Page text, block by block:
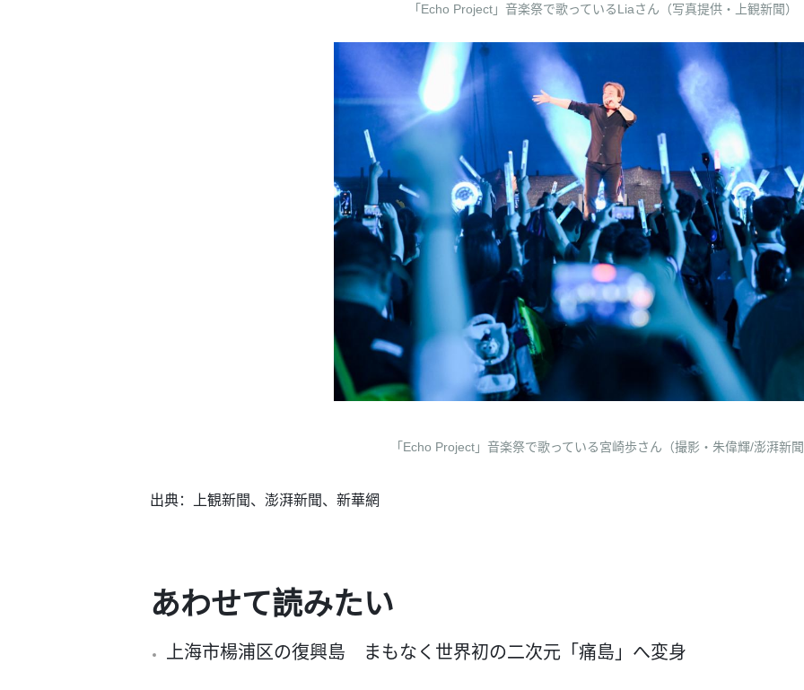
「Echo Project」音楽祭で歌っているLiaさん（写真提供・上観新聞）
「Echo Project」音楽祭で歌っている宮崎歩さん（撮影・朱偉輝/澎湃新
出典：上観新聞、澎湃新聞、新華網
あわせて読みたい
上海市楊浦区の復興島 まもなく世界初の二次元「痛島」へ変身